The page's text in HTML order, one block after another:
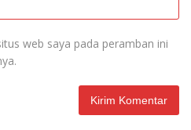
web saya pada peramban ini